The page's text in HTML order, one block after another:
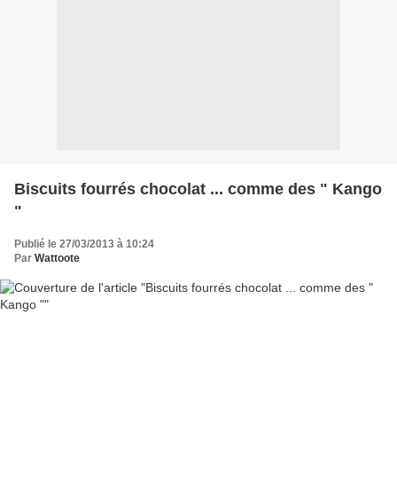
Biscuits fourrés chocolat ... comme des " Kango
"
Publié le 27/03/2013 à 10:24
Par Wattoote